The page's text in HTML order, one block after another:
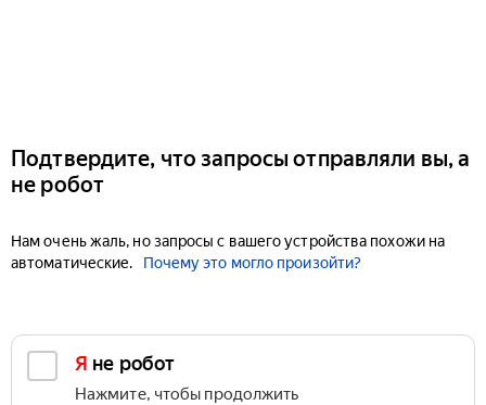
Подтвердите, что запросы отправляли вы, а
не робот
Нам очень жаль, но запросы с вашего устройства похожи на
автоматические.
Почему это могло произойти?
Я не робот
Нажмите, чтобы продолжить